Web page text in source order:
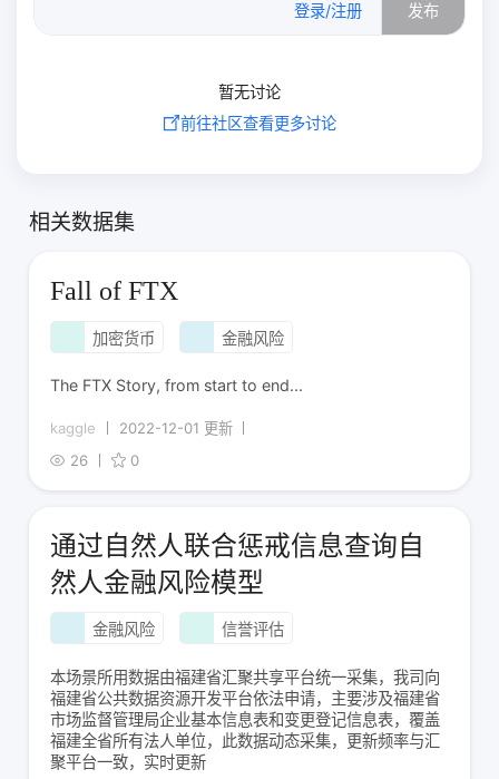
登录/注册 发布
暂无讨论
前往社区查看更多讨论
相关数据集
Fall of FTX
加密货币 金融风险
The FTX Story, from start to end...
kaggle
2022-12-01 更新
26
0
通过自然人联合惩戒信息查询自
然人金融风险模型
金融风险 信誉评估
本场景所用数据由福建省汇聚共享平台统一采集，我司向
福建省公共数据资源开发平台依法申请，主要涉及福建省
市场监督管理局企业基本信息表和变更登记信息表，覆盖
福建全省所有法人单位，此数据动态采集，更新频率与汇
聚平台一致，实时更新